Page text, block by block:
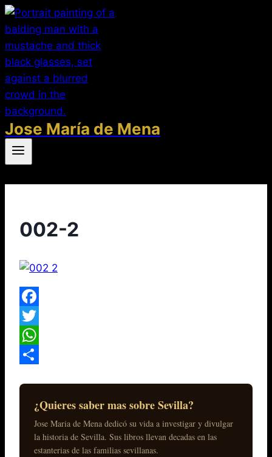
Saltar
al
contenido
Jose María de Mena
002-2
Facebook
Twitter
WhatsApp
¿Quieres saber mas sobre Sevilla?
Jose Maria de Mena dedicó su vida a investigar y divulgar
la historia de Sevilla. Sus libros llevan decadas en las
estanterias de las familias sevillanas.